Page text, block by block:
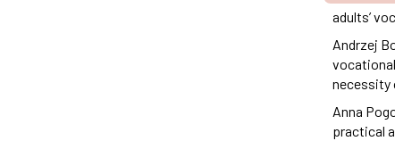
adults’
Andrzej
necessity
Anna
practical